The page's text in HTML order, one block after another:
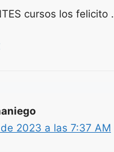
cursos los felicito .
2023 a las 7:37 AM